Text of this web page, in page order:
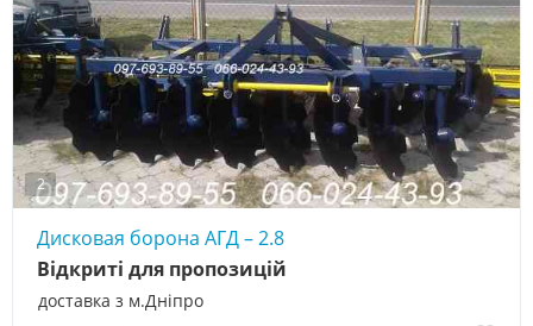
2
Дисковая борона АГД – 2.8
доставка з м.Дніпро
Відкриті для пропозицій